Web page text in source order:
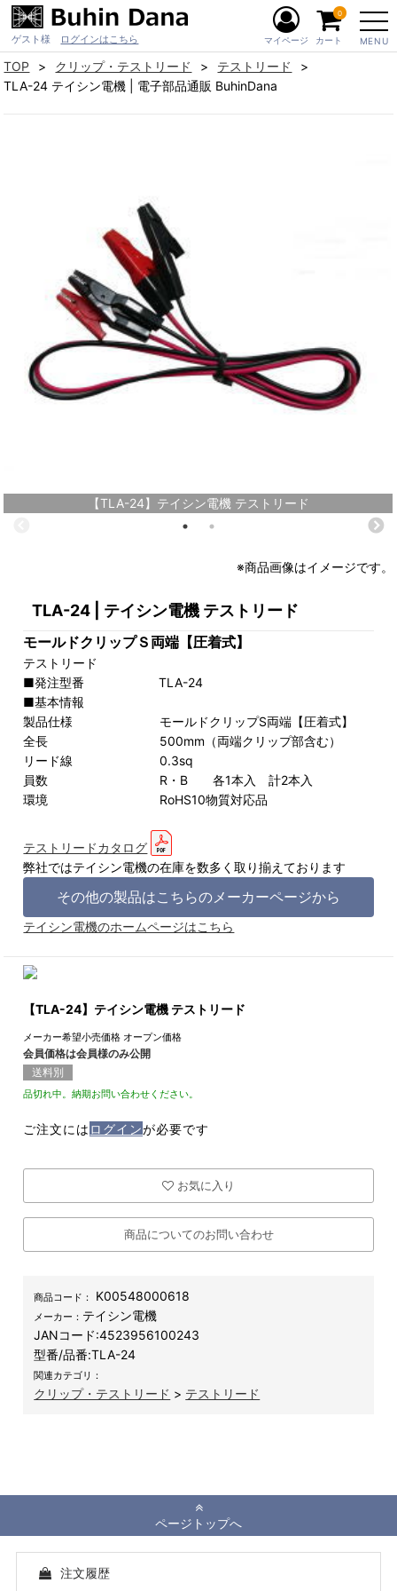
ゲスト様 ログインはこちら MENU
マイページ カート
0
TOP クリップ・テストリード
テストリード
TLA-24 テイシン電機 | 電子部品通販 BuhinDana
【TLA-24】テイシン電機 テストリード
※商品画像はイメージです。
TLA-24 | テイシン電機 テストリード
モールドクリップＳ両端【圧着式】
テストリード
■発注型番 TLA-24
■基本情報
製品仕様 モールドクリップS両端【圧着式】
全長 500mm（両端クリップ部含む）
リード線 0.3sq
員数 R・B 各1本入 計2本入
環境 RoHS10物質対応品
テストリードカタログ
弊社ではテイシン電機の在庫を数多く取り揃えております
その他の製品はこちらのメーカーページから
テイシン電機のホームページはこちら
【TLA-24】テイシン電機 テストリード
メーカー希望小売価格 オープン価格
会員価格は会員様のみ公開
送料別
品切れ中。納期お問い合わせください。
ご注文には ログインが必要です
お気に入り
商品についてのお問い合わせ
商品コード： K00548000618
メーカー： テイシン電機
JANコード:4523956100243
型番/品番:TLA-24
関連カテゴリ：
クリップ・テストリード > テストリード
ページトップへ
注文履歴